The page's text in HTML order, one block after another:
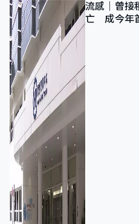
流感｜曾接
亡 成今年